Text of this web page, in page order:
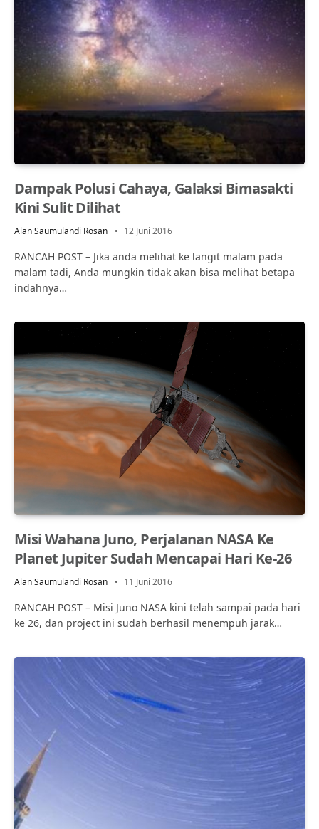
Dampak Polusi Cahaya, Galaksi Bimasakti
Kini Sulit Dilihat
Alan Saumulandi Rosan 12 Juni 2016
RANCAH POST – Jika anda melihat ke langit malam pada
malam tadi, Anda mungkin tidak akan bisa melihat betapa
indahnya…
Misi Wahana Juno, Perjalanan NASA Ke
Planet Jupiter Sudah Mencapai Hari Ke-26
Alan Saumulandi Rosan 11 Juni 2016
RANCAH POST – Misi Juno NASA kini telah sampai pada hari
ke 26, dan project ini sudah berhasil menempuh jarak…